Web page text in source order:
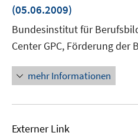
(05.06.2009)
Bundesinstitut für
Center GPC, Förderung der
mehr Informationen
Externer Link